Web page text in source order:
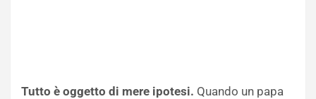
Tutto è oggetto di mere ipotesi. Quando un papa